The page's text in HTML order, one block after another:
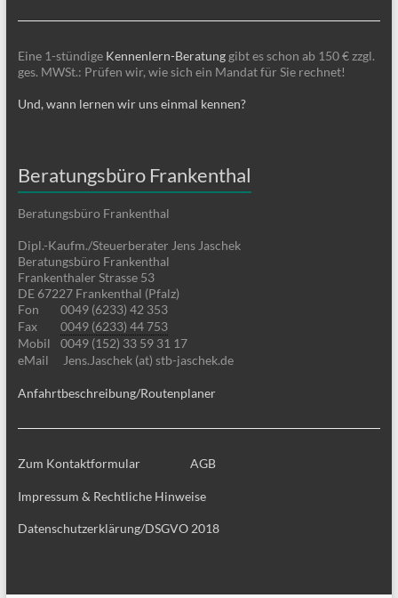
Eine 1-stündige Kennenlern-Beratunggibt es schon ab 150 € zzgl.
ges. MWSt.: Prüfen wir, wie sich ein Mandat für Sie rechnet!
Und, wann lernen wir uns einmal kennen?
Beratungsbüro Frankenthal
Beratungsbüro Frankenthal
Dipl.-Kaufm./Steuerberater Jens Jaschek
Beratungsbüro Frankenthal
Frankenthaler Strasse 53
DE 67227 Frankenthal (Pfalz)
Fon
0049 (6233) 42 353
Fax
0049 (6233) 44 753
Mobil
0049 (152) 33 59 31 17
eMail
Jens.Jaschek (at) stb-jaschek.de
Anfahrtbeschreibung/Routenplaner
Zum Kontaktformular AGB
Impressum & Rechtliche Hinweise
Datenschutzerklärung/DSGVO 2018